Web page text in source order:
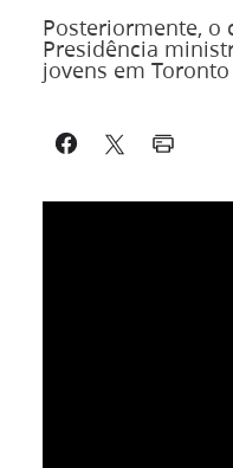
Posteriormente, o
Presidência
jovens em Toronto